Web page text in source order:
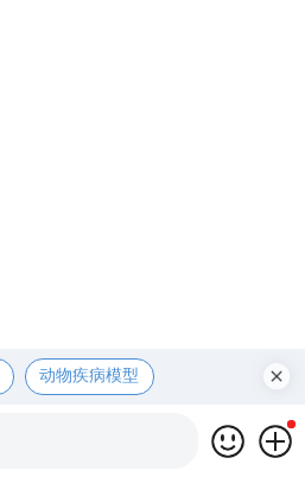
动物疾病模型